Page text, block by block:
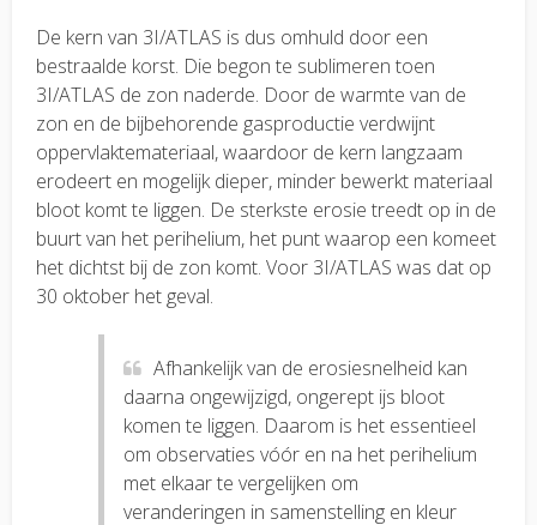
De kern van 3I/ATLAS is dus omhuld door een
bestraalde korst. Die begon te sublimeren toen
3I/ATLAS de zon naderde. Door de warmte van de
zon en de bijbehorende gasproductie verdwijnt
oppervlaktemateriaal, waardoor de kern langzaam
erodeert en mogelijk dieper, minder bewerkt materiaal
bloot komt te liggen. De sterkste erosie treedt op in de
buurt van het perihelium, het punt waarop een komeet
het dichtst bij de zon komt. Voor 3I/ATLAS was dat op
30 oktober het geval.
Afhankelijk van de erosiesnelheid kan
daarna ongewijzigd, ongerept ijs bloot
komen te liggen. Daarom is het essentieel
om observaties vóór en na het perihelium
met elkaar te vergelijken om
veranderingen in samenstelling en kleur